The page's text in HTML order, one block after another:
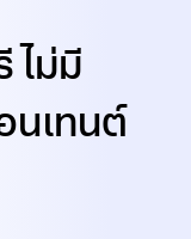
ไม่มี
นเทนต์